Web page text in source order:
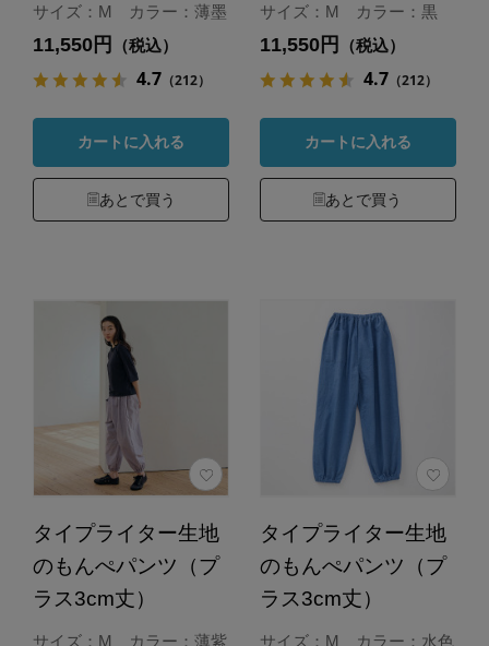
サイズ：M カラー：薄墨
11,550円 （税込）
4.7（212）
カートに入れる
あとで買う
サイズ：M カラー：黒
11,550円 （税込）
4.7（212）
カートに入れる
あとで買う
タイプライター生地
のもんぺパンツ（プ
ラス3cm丈）
サイズ：M カラー：薄紫
タイプライター生地
のもんぺパンツ（プ
ラス3cm丈）
サイズ：M カラー：水色